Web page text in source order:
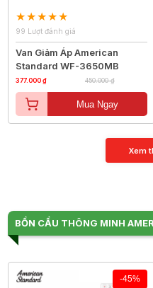
99 Lượt đánh giá
Van Giảm Áp American
Standard WF-3650MB
377.000 ₫ 450.000 ₫
Mua Ngay
Xem
BỒN CẦU THÔNG MINH
-45%